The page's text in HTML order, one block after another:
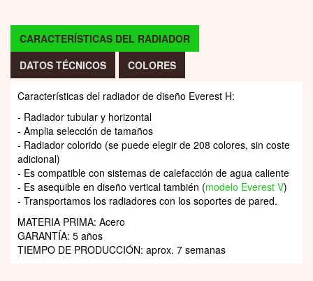
CARACTERÍSTICAS DEL RADIADOR
DATOS TÉCNICOS
COLORES
Características del radiador de diseño Everest H:
- Radiador tubular y horizontal
- Amplia selección de tamaños
- Radiador colorido (se puede elegir de 208 colores, sin coste
adicional)
- Es compatible con sistemas de calefacción de agua caliente
- Es asequible en diseño vertical también (modelo Everest V)
- Transportamos los radiadores con los soportes de pared.
MATERIA PRIMA: Acero
GARANTÍA: 5 años
TIEMPO DE PRODUCCIÓN: aprox. 7 semanas